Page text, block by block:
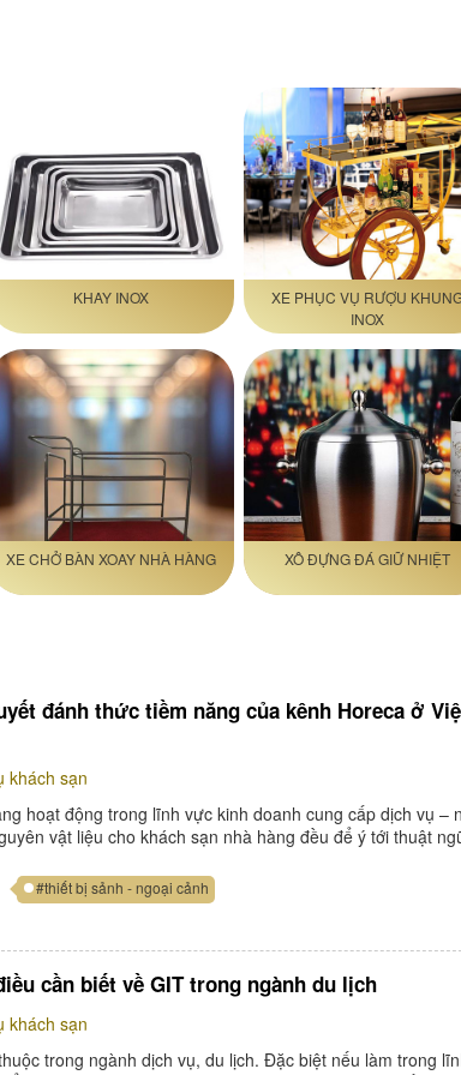
KHAY INOX
XE PHỤC VỤ RƯỢU
INOX
XE CHỞ BÀN XOAY NHÀ HÀNG XÔ ĐỰNG ĐÁ GIỮ NHIỆT
đánh thức tiềm năng của kênh Horeca ở
khách sạn
hoạt động trong lĩnh vực kinh doanh cung cấp dịch vụ –
vật liệu cho khách sạn nhà hàng đều để ý tới thuật
#thiết bị sảnh - ngoại cảnh
cần biết về GIT trong ngành du lịch
khách sạn
trong ngành dịch vụ, du lịch. Đặc biệt nếu làm trong